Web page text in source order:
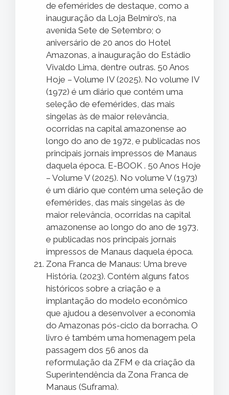
de efemérides de destaque, como a
inauguração da Loja Belmiro’s, na
avenida Sete de Setembro; o
aniversário de 20 anos do Hotel
Amazonas, a inauguração do Estádio
Vivaldo Lima, dentre outras. 50 Anos
Hoje – Volume IV (2025). No volume IV
(1972) é um diário que contém uma
seleção de efemérides, das mais
singelas às de maior relevância,
ocorridas na capital amazonense ao
longo do ano de 1972, e publicadas nos
principais jornais impressos de Manaus
daquela época. E-BOOK . 50 Anos Hoje
– Volume V (2025). No volume V (1973)
é um diário que contém uma seleção de
efemérides, das mais singelas às de
maior relevância, ocorridas na capital
amazonense ao longo do ano de 1973,
e publicadas nos principais jornais
impressos de Manaus daquela época.
Zona Franca de Manaus: Uma breve
História. (2023). Contém alguns fatos
históricos sobre a criação e a
implantação do modelo econômico
que ajudou a desenvolver a economia
do Amazonas pós-ciclo da borracha. O
livro é também uma homenagem pela
passagem dos 56 anos da
reformulação da ZFM e da criação da
Superintendência da Zona Franca de
Manaus (Suframa).